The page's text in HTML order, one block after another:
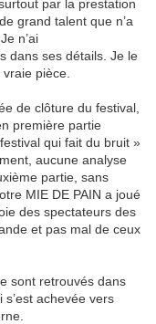
par la prestation
grand talent que n’a
n’ai
dans ses détails. Je le
pièce.
de clôture du festival,
première partie
qui fait du bruit »
aucune analyse
partie, sans
MIE DE PAIN a joué
des spectateurs des
et pas mal de ceux
sont retrouvés dans
achevée vers